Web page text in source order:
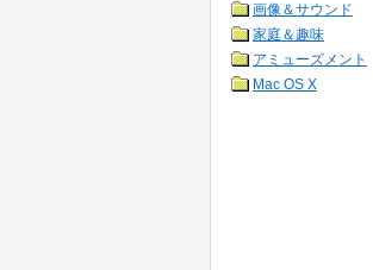
画像＆サウンド
家庭＆趣味
アミューズメント
Mac OS X